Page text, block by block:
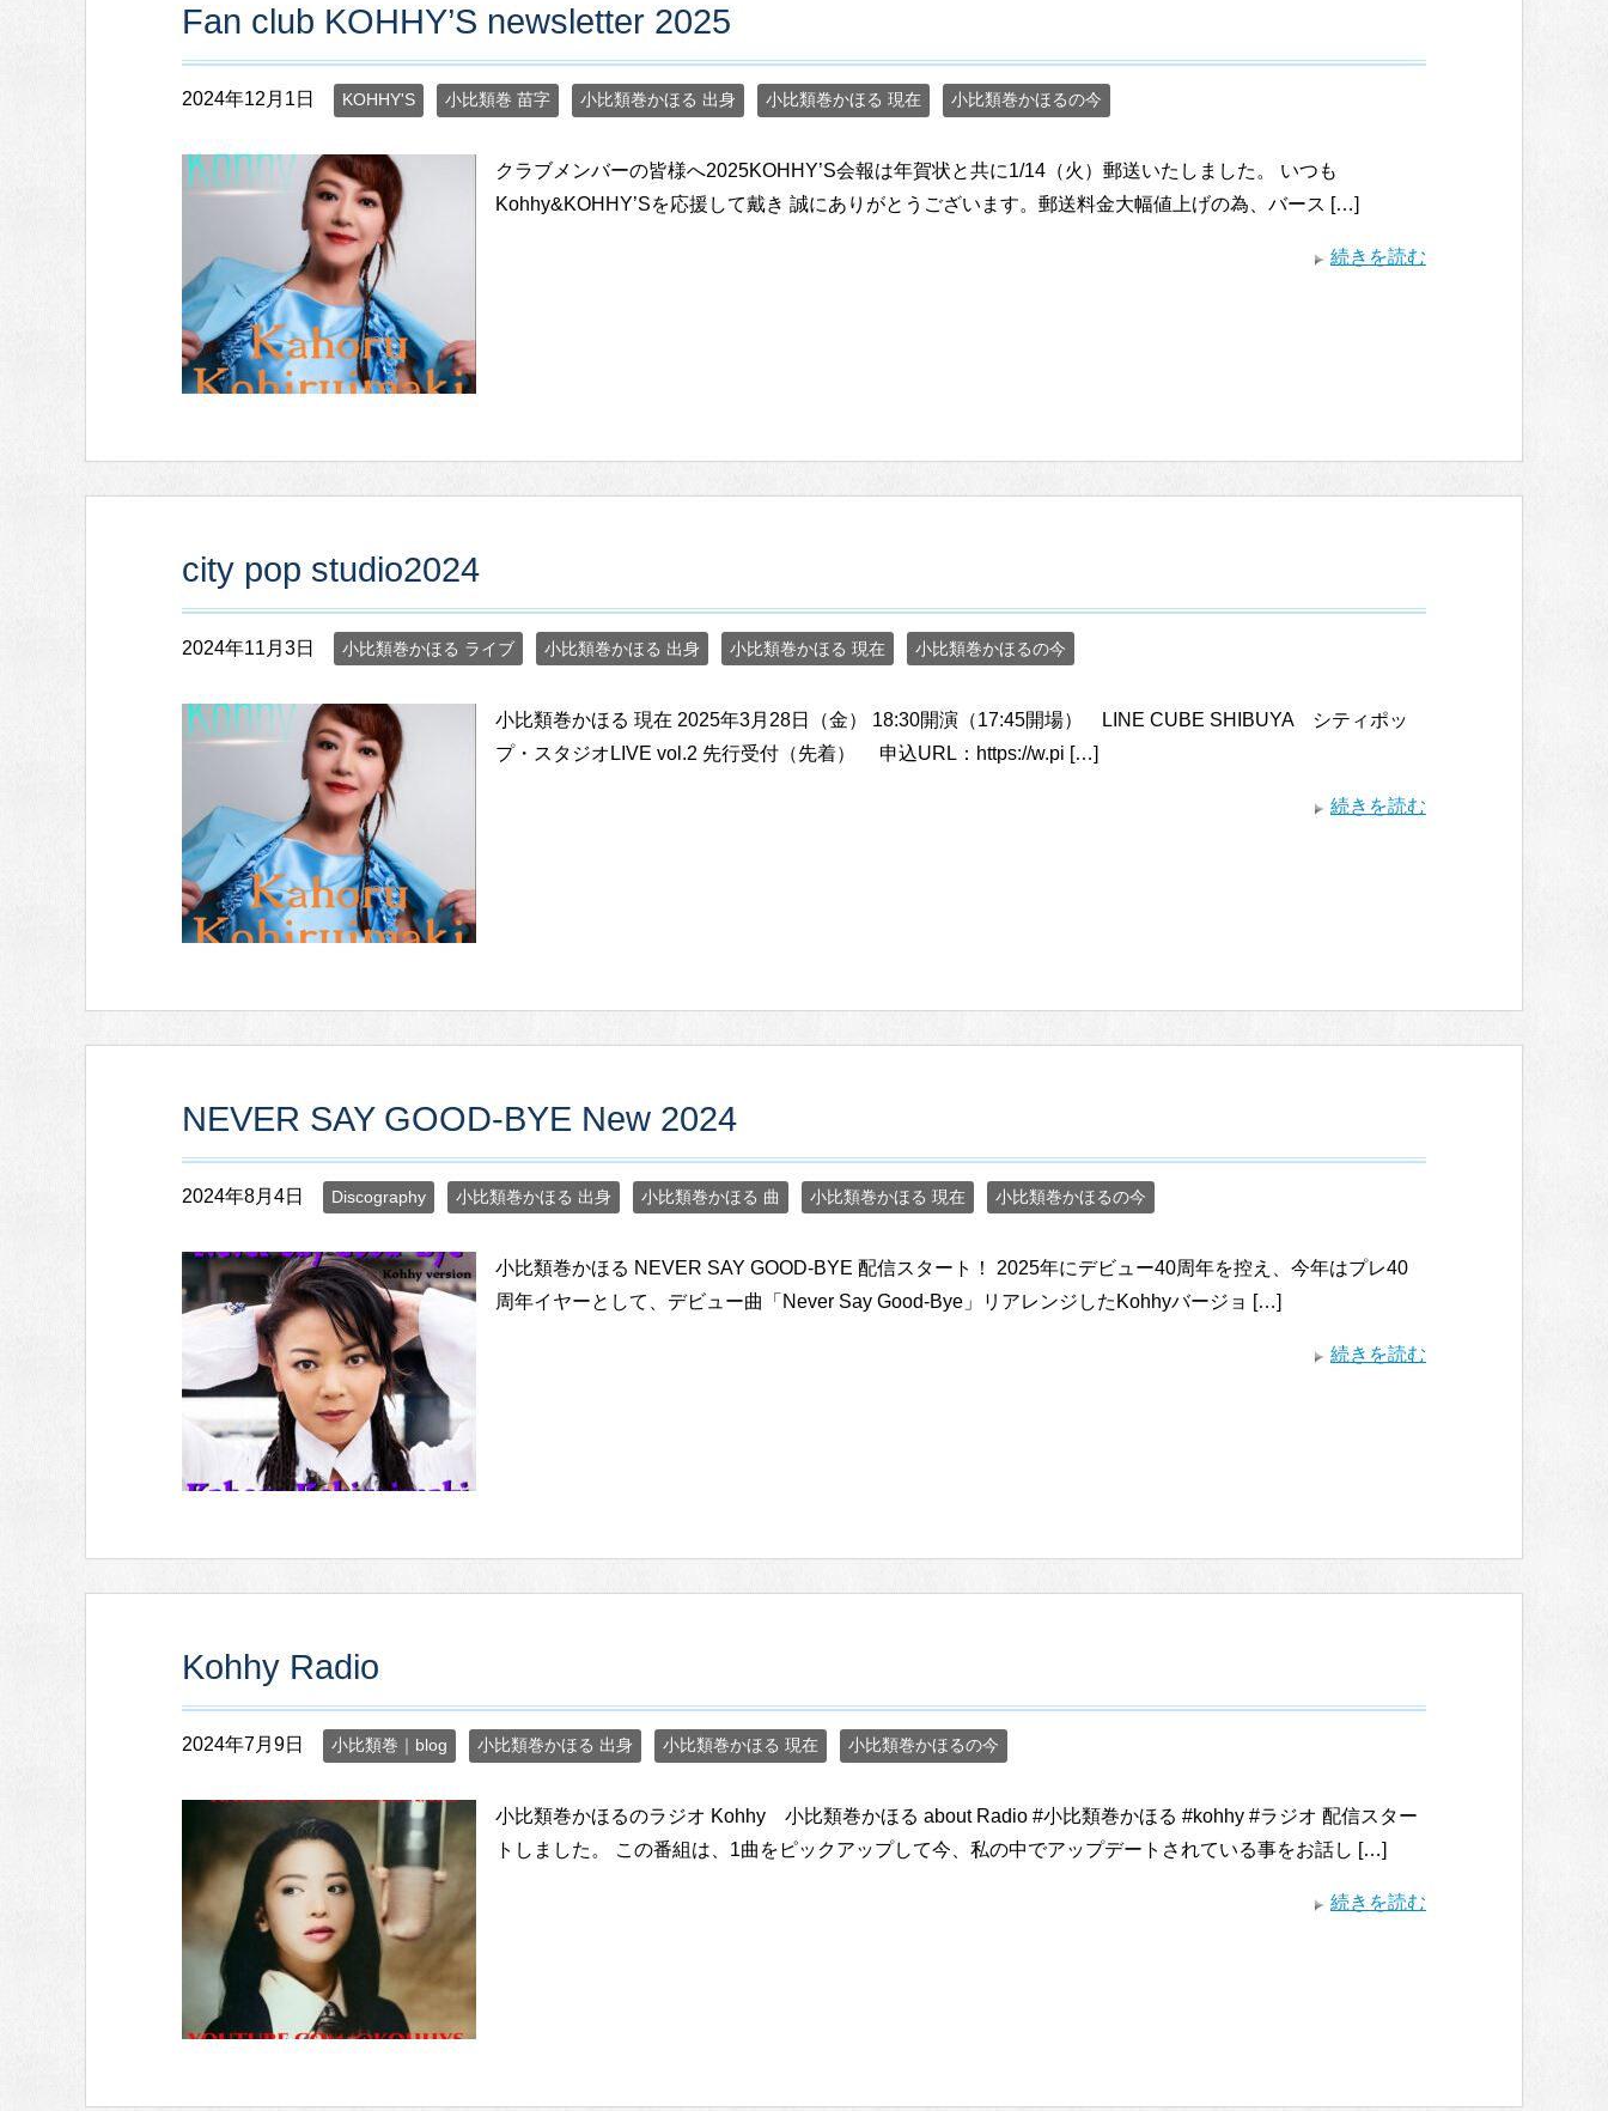
Fan club KOHHY’S newsletter 2025
2024年12月1日 KOHHY'S 小比類巻 苗字 小比類巻かほる 出身 小比類巻かほる 現在 小比類巻かほるの今
クラブメンバーの皆様へ2025KOHHY’S会報は年賀状と共に1/14（火）郵送いたしました。 いつも
Kohhy&KOHHY’Sを応援して戴き 誠にありがとうございます。郵送料金大幅値上げの為、バース […]
続きを読む
city ​​pop studio2024
2024年11月3日 小比類巻かほる ライブ 小比類巻かほる 出身 小比類巻かほる 現在 小比類巻かほるの今
小比類巻かほる 現在 2025年3月28日（金） 18:30開演（17:45開場） LINE CUBE SHIBUYA シティポッ
プ・スタジオLIVE vol.2 先行受付（先着） 申込URL：https://w.pi […]
続きを読む
NEVER SAY GOOD-BYE New 2024
2024年8月4日 Discography 小比類巻かほる 出身 小比類巻かほる 曲 小比類巻かほる 現在 小比類巻かほるの今
小比類巻かほる NEVER SAY GOOD-BYE 配信スタート！ 2025年にデビュー40周年を控え、今年はプレ40
周年イヤーとして、デビュー曲「Never Say Good-Bye」リアレンジしたKohhyバージョ […]
続きを読む
Kohhy Radio
2024年7月9日 小比類巻｜blog 小比類巻かほる 出身 小比類巻かほる 現在 小比類巻かほるの今
小比類巻かほるのラジオ Kohhy 小比類巻かほる about Radio #小比類巻かほる #kohhy #ラジオ 配信スター
トしました。 この番組は、1曲をピックアップして今、私の中でアップデートされている事をお話し […]
続きを読む